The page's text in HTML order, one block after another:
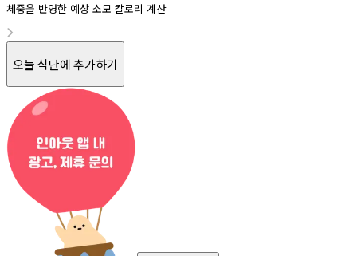
체중을 반영한 예상 소모 칼로리 계산
오늘 식단에 추가하기